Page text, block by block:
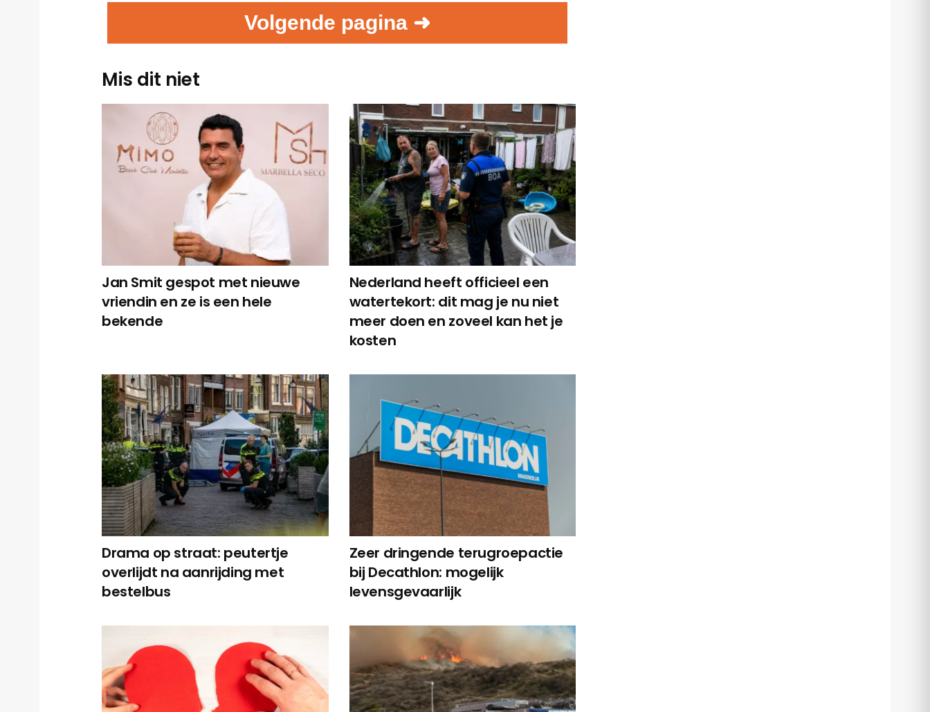
Volgende pagina ➜
Mis dit niet
Jan Smit gespot met nieuwe
vriendin en ze is een hele
bekende
Nederland heeft officieel een
watertekort: dit mag je nu niet
meer doen en zoveel kan het je
kosten
Drama op straat: peutertje
overlijdt na aanrijding met
bestelbus
Zeer dringende terugroepactie
bij Decathlon: mogelijk
levensgevaarlijk